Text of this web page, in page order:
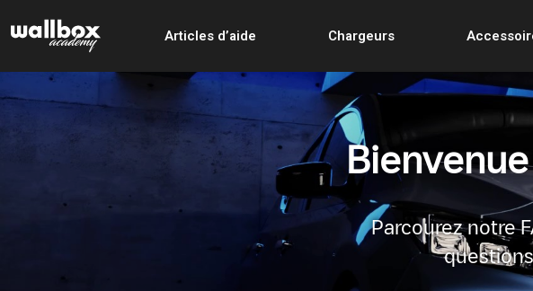
Articles d’aide Chargeurs
Parcourez notre